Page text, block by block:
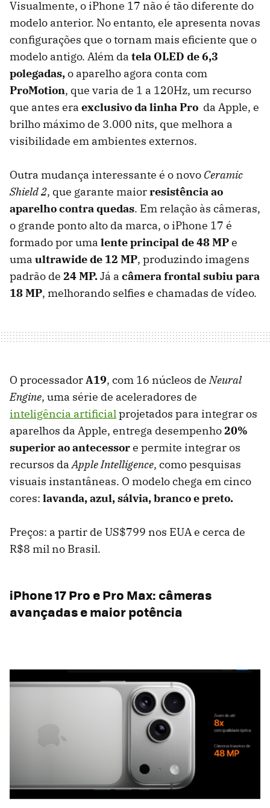
Visualmente, o iPhone 17 não é tão diferente do
modelo anterior. No entanto, ele apresenta novas
configurações que o tornam mais eficiente que o
modelo antigo. Além da tela OLED de 6,3
polegadas,o aparelho agora conta com
ProMotion, que varia de 1 a 120Hz, um recurso
que antes era exclusivo da linha Pro da Apple, e
brilho máximo de 3.000 nits, que melhora a
visibilidade em ambientes externos.
Outra mudança interessante é o novo Ceramic
Shield 2, que garante maiorresistência ao
aparelho contra quedas. Em relação às câmeras,
o grande ponto alto da marca, o iPhone 17 é
formado por uma lente principal de 48 MPe
uma ultrawide de 12 MP, produzindo imagens
padrão de 24 MP.Já a câmera frontal subiu para
18 MP, melhorando selfies e chamadas de vídeo.
O processadorA19, com 16 núcleos deNeural
Engine, uma série de aceleradores de
inteligência artificialprojetados para integrar os
aparelhos da Apple, entrega desempenho20%
superior ao antecessore permite integrar os
recursos daApple Intelligence, como pesquisas
visuais instantâneas. O modelo chega em cinco
cores: lavanda, azul, sálvia, branco e preto.
Preços: a partir de US$799 nos EUA e cerca de
R$8 mil no Brasil.
iPhone 17 Pro e Pro Max: câmeras
avançadas e maior potência